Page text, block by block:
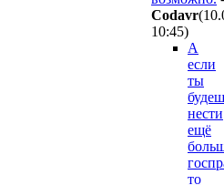
Codavr
10:45)
А
если
ты
нести
ещё
то